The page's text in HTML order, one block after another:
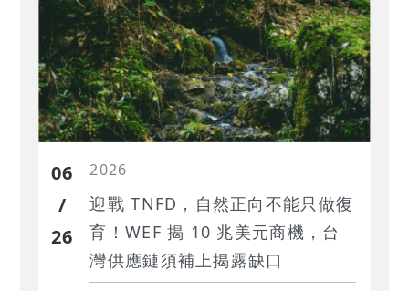
06
/
26
2026
迎戰 TNFD，自然正向不能只做復
育！WEF 揭 10 兆美元商機，台
灣供應鏈須補上揭露缺口